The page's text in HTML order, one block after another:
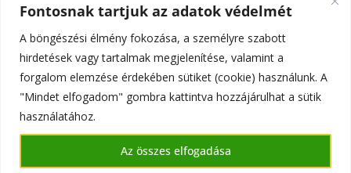
Fontosnak tartjuk az adatok védelmét
A böngészési élmény fokozása, a személyre szabott
hirdetések vagy tartalmak megjelenítése, valamint a
forgalom elemzése érdekében sütiket (cookie) használunk. A
"Mindet elfogadom" gombra kattintva hozzájárulhat a sütik
használatához.
Az összes elfogadása
Copyright © 2026Szentmiklós Online
Theme:ColorMagby ThemeGrill. Powered byWordPress.